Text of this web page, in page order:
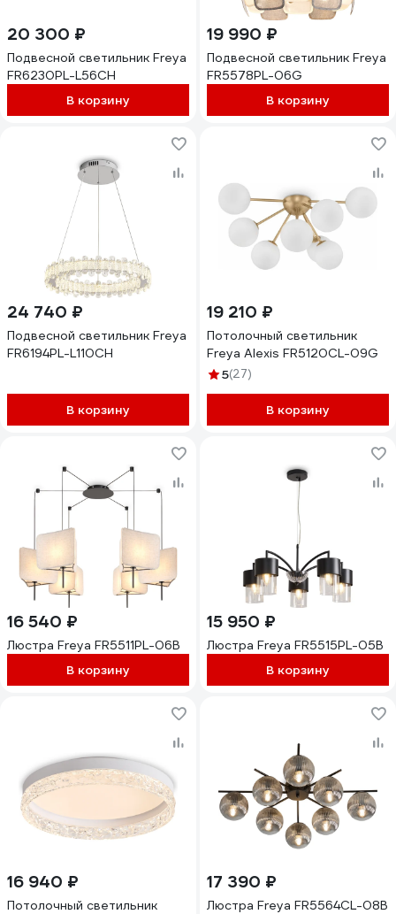
20 300 ₽
Подвесной светильник Freya
FR6230PL-L56CH
В корзину
19 990 ₽
Подвесной светильник Freya
FR5578PL-06G
В корзину
24 740 ₽
Подвесной светильник Freya
FR6194PL-L110CH
В корзину
19 210 ₽
Потолочный светильник
Freya Alexis FR5120CL-09G
5(27)
В корзину
16 540 ₽
Люстра Freya FR5511PL-06B
В корзину
15 950 ₽
Люстра Freya FR5515PL-05B
В корзину
16 940 ₽
Потолочный светильник
17 390 ₽
Люстра Freya FR5564CL-08B